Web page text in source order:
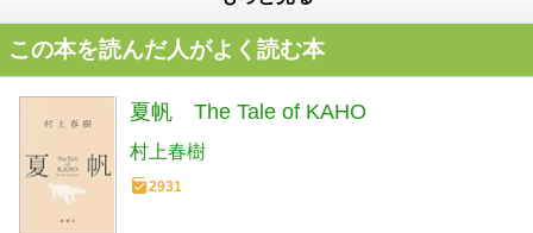
この本を読んだ人がよく読む本
夏帆 The Tale of KAHO
村上春樹
2931